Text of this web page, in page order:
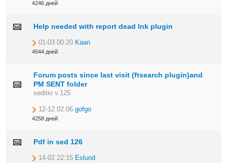
4246 дней
Help needed with report dead lnk plugin
01-03 00:20 Kaan
4544 дней
Forum posts since last visit (ftsearch plugin)and
PM SENT folder
seditio v.125
12-12 02:06 gofgo
4258 дней
Pdf in sed 126
14-02 22:15 Eslund